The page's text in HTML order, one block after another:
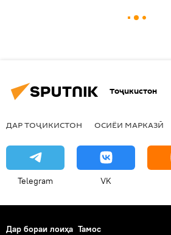
Тоҷикистон
ДАР ТОҶИКИСТОН ОСИЁИ МАРКАЗӢ
Telegram VK
Дар бораи лоиҳа Тамос